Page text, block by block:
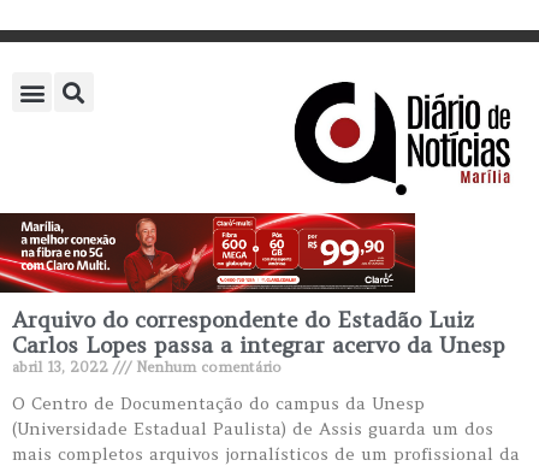
Arquivo do correspondente do Estadão Luiz
Carlos Lopes passa a integrar acervo da Unesp
abril 13, 2022 Nenhum comentário
O Centro de Documentação do campus da Unesp
(Universidade Estadual Paulista) de Assis guarda um dos
mais completos arquivos jornalísticos de um profissional da